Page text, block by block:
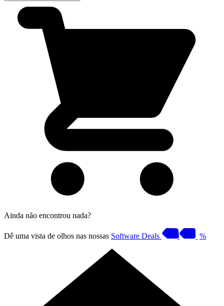
Ainda não encontrou nada?
Dê uma vista de olhos nas nossas Software Deals %